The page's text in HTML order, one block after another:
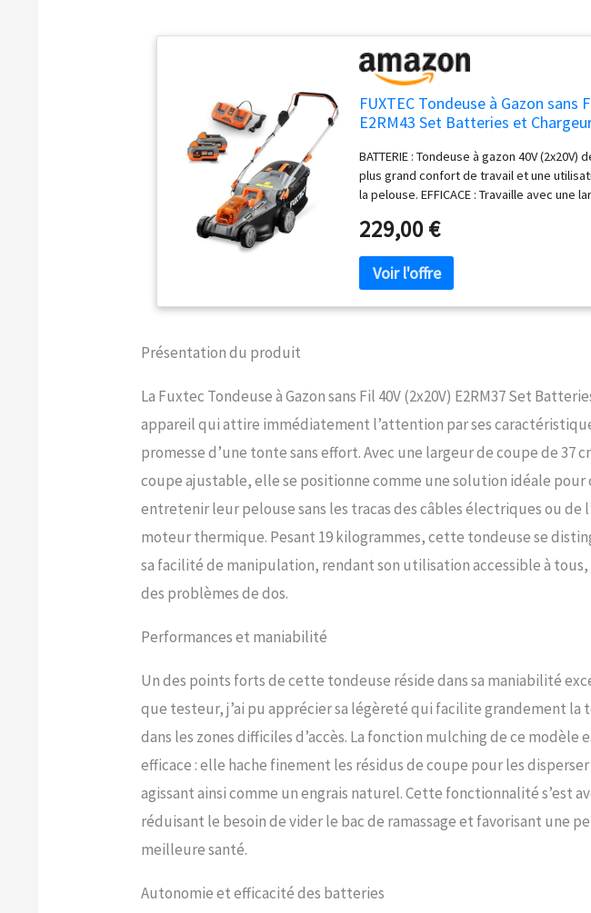
FUXTEC Tondeuse à Gazon sans
E2RM43 Set Batteries et
Tondeuse à Gazon Batterie, sans
BATTERIE : Tondeuse à gazon 40V (2x20V)
plus grand confort de travail et une
la pelouse. EFFICACE : Travaille avec une
Convient également pour les zones
pendant vos travaux de jardinage. Avec
de 40l pour un travail propre. TRAVAIL
sonore pour une utilisation dans des
bouton.
229,00 €
Présentation du produit
La Fuxtec Tondeuse à Gazon sans Fil 40V (2x20V) E2RM37 Set
appareil qui attire immédiatement l’attention par ses
promesse d’une tonte sans effort. Avec une largeur de coupe de 37
coupe ajustable, elle se positionne comme une solution idéale
entretenir leur pelouse sans les tracas des câbles électriques ou de
moteur thermique. Pesant 19 kilogrammes, cette tondeuse se
sa facilité de manipulation, rendant son utilisation accessible à tous,
des problèmes de dos.
Performances et maniabilité
Un des points forts de cette tondeuse réside dans sa maniabilité
que testeur, j’ai pu apprécier sa légèreté qui facilite grandement la
dans les zones difficiles d’accès. La fonction mulching de ce
efficace : elle hache finement les résidus de coupe pour les
agissant ainsi comme un engrais naturel. Cette fonctionnalité s’est
réduisant le besoin de vider le bac de ramassage et favorisant une
meilleure santé.
Autonomie et efficacité des batteries